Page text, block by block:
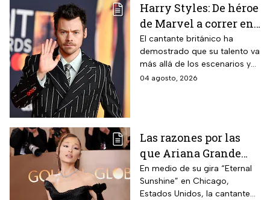
Harry Styles: De héroe
de Marvel a correr en
Chapultepec; las
apariciones del
cantante en el cine
El cantante británico ha
demostrado que su talento va
más allá de los escenarios y
ha llegado a la pantalla
04 agosto, 2026
Las razones por las
que Ariana Grande
hará una pausa en su
carrera
En medio de su gira “Eternal
Sunshine” en Chicago,
Estados Unidos, la cantante